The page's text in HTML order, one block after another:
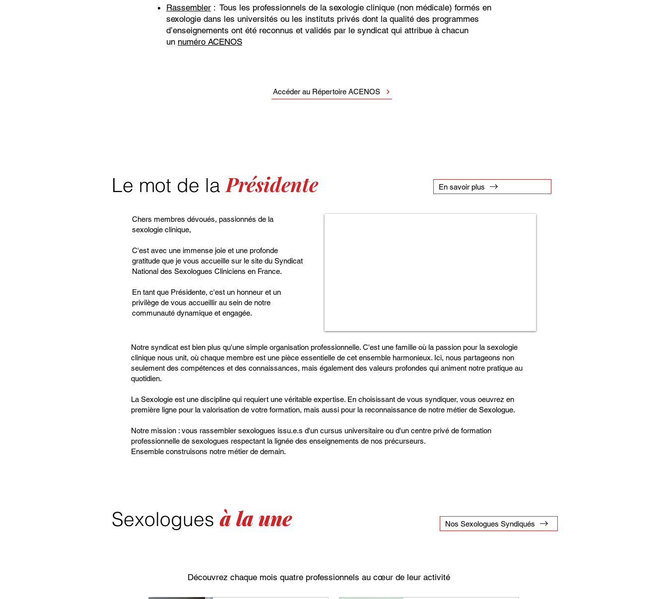
Rassembler : Tous les professionnels de la sexologie clinique (non médicale) formés en
sexologie dans les universités ou les instituts privés dont la qualité des programmes
d’enseignements ont été reconnus et validés par le syndicat qui attribue à chacun
un numéro ACENOS
Accéder au Répertoire ACENOS
Le mot de laPrésidente
Chers membres dévoués, passionnés de la
sexologie clinique,
C'est avec une immense joie et une profonde
gratitude que je vous accueille sur le site du Syndicat
National des Sexologues Cliniciens en France.
En tant que Présidente, c'est un honneur et un
privilège de vous accueillir au sein de notre
communauté dynamique et engagée.
En savoir plus
Notre syndicat est bien plus qu'une simple organisation professionnelle. C'est une famille où la passion pour la sexologie
clinique nous unit, où chaque membre est une pièce essentielle de cet ensemble harmonieux. Ici, nous partageons non
seulement des compétences et des connaissances, mais également des valeurs profondes qui animent notre pratique au
quotidien.
La Sexologie est une discipline qui requiert une véritable expertise. En choisissant de vous syndiquer, vous oeuvrez en
première ligne pour la valorisation de votre formation, mais aussi pour la reconnaissance de notre métier de Sexologue.
Notre mission : vous rassembler sexologues issu.e.s d'un cursus universitaire ou d'un centre privé de formation
professionnelle de sexologues respectant la lignée des enseignements de nos précurseurs.
Ensemble construisons notre métier de demain.
Sexologuesà la une Nos Sexologues Syndiqués
Découvrez chaque mois quatre professionnels au cœur de leur activité